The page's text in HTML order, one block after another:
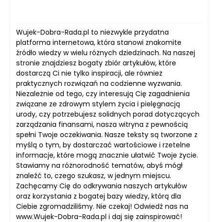
Wujek-Dobra-Rada.pl to niezwykle przydatna
platforma internetowa, która stanowi znakomite
źródło wiedzy w wielu różnych dziedzinach. Na naszej
stronie znajdziesz bogaty zbiór artykułów, które
dostarczą Ci nie tylko inspiracji, ale również
praktycznych rozwiązań na codzienne wyzwania.
Niezależnie od tego, czy interesują Cię zagadnienia
związane ze zdrowym stylem życia i pielęgnacją
urody, czy potrzebujesz solidnych porad dotyczących
zarządzania finansami, nasza witryna z pewnością
spełni Twoje oczekiwania. Nasze teksty są tworzone z
myślą o tym, by dostarczać wartościowe i rzetelne
informacje, które mogą znacznie ułatwić Twoje życie.
Stawiamy na różnorodność tematów, abyś mógł
znaleźć to, czego szukasz, w jednym miejscu.
Zachęcamy Cię do odkrywania naszych artykułów
oraz korzystania z bogatej bazy wiedzy, którą dla
Ciebie zgromadziliśmy. Nie czekaj! Odwiedź nas na
www.Wujek-Dobra-Rada.pl i daj się zainspirować!